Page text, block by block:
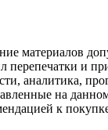
материалов
перепечатки и
аналитика,
на
к